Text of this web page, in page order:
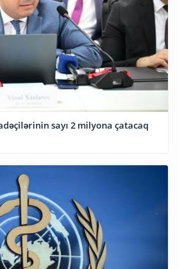
sayı 2 milyona çatacaq